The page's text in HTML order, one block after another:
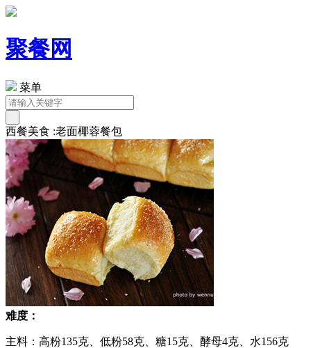
聚餐网
菜单
西餐美食 :老面椰蓉餐包
难度：
主料：高粉135克、低粉58克、糖15克、酵母4克、水156克